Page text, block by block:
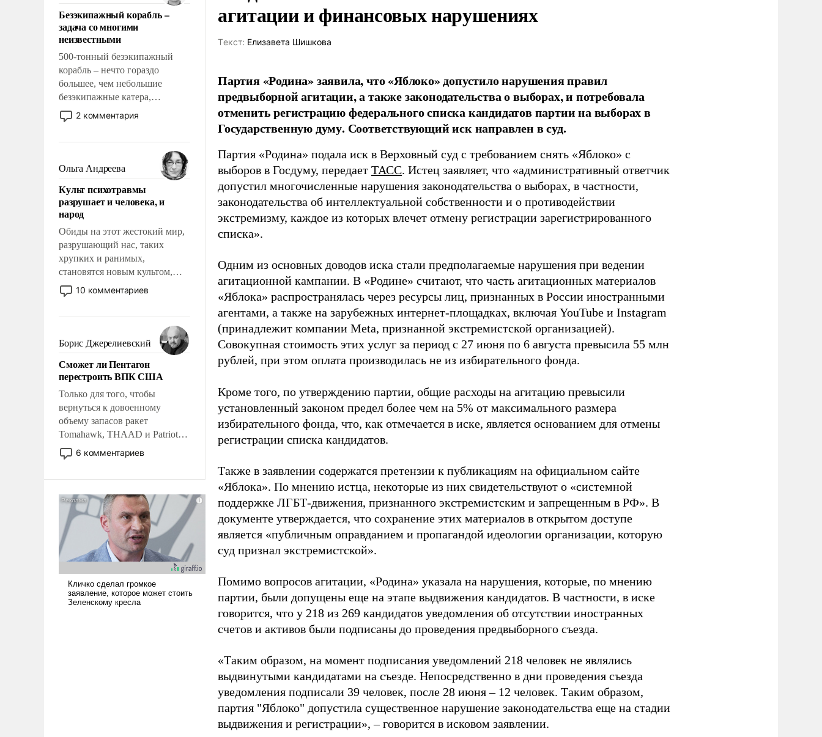
Безэкипажный корабль –
задача со многими
неизвестными
500-тонный безэкипажный
корабль – нечто гораздо
большее, чем небольшие
безэкипажные катера,
применение которых уже
стало обыденностью. Задача по
сложна и амбициозна. Однако
и ее реализация радикально
поднимет наши боевые
возможности.
2 комментария
Ольга Андреева
Культ психотравмы
разрушает и человека, и
народ
Обиды на этот жестокий мир,
разрушающий нас, таких
хрупких и ранимых,
становятся новым культом,
постепенно вытесняя и
отменяя традиционное
мужественным и твердым под
ударами судьбы, брать на себя
ответственность, помогать
слабым, идти вперед и
адаптироваться.
10 комментариев
Борис Джерелиевский
Сможет ли Пентагон
перестроить ВПК США
Только для того, чтобы
вернуться к довоенному
объему запасов ракет
Tomahawk, THAAD и Patriot
США потребуется более трех
лет. Даже небольшая война с
Сложившаяся ситуация
означает многолетний период
уязвимости США, например,
перед Китаем.
6 комментариев
агитации и финансовых нарушениях
Tекст: Елизавета Шишкова
Партия «Родина» заявила, что «Яблоко» допустило нарушения правил
предвыборной агитации, а также законодательства о выборах, и потребовала
отменить регистрацию федерального списка кандидатов партии на выборах в
Государственную думу. Соответствующий иск направлен в суд.
Партия «Родина» подала иск в Верховный суд с требованием снять «Яблоко» с
выборов в Госдуму, передает ТАСС. Истец заявляет, что «административный ответчик
допустил многочисленные нарушения законодательства о выборах, в частности,
законодательства об интеллектуальной собственности и о противодействии
экстремизму, каждое из которых влечет отмену регистрации зарегистрированного
списка».
Одним из основных доводов иска стали предполагаемые нарушения при ведении
агитационной кампании. В «Родине» считают, что часть агитационных материалов
«Яблока» распространялась через ресурсы лиц, признанных в России иностранными
агентами, а также на зарубежных интернет-площадках, включая YouTube и Instagram
(принадлежит компании Meta, признанной экстремистской организацией).
Совокупная стоимость этих услуг за период с 27 июня по 6 августа превысила 55 млн
рублей, при этом оплата производилась не из избирательного фонда.
Кроме того, по утверждению партии, общие расходы на агитацию превысили
установленный законом предел более чем на 5% от максимального размера
избирательного фонда, что, как отмечается в иске, является основанием для отмены
регистрации списка кандидатов.
Также в заявлении содержатся претензии к публикациям на официальном сайте
«Яблока». По мнению истца, некоторые из них свидетельствуют о «системной
поддержке ЛГБТ-движения, признанного экстремистским и запрещенным в РФ». В
документе утверждается, что сохранение этих материалов в открытом доступе
является «публичным оправданием и пропагандой идеологии организации, которую
суд признал экстремистской».
Помимо вопросов агитации, «Родина» указала на нарушения, которые, по мнению
партии, были допущены еще на этапе выдвижения кандидатов. В частности, в иске
говорится, что у 218 из 269 кандидатов уведомления об отсутствии иностранных
счетов и активов были подписаны до проведения предвыборного съезда.
«Таким образом, на момент подписания уведомлений 218 человек не являлись
выдвинутыми кандидатами на съезде. Непосредственно в дни проведения съезда
уведомления подписали 39 человек, после 28 июня – 12 человек. Таким образом,
партия "Яблоко" допустила существенное нарушение законодательства еще на стадии
выдвижения и регистрации», – говорится в исковом заявлении.